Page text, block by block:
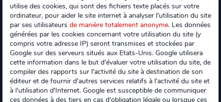
utilise des cookies, qui sont des fichiers texte placés sur votre
ordinateur, pour aider le site internet à analyser l'utilisation du site
par ses utilisateurs de manière totalement anonyme. Les données
générées par les cookies concernant votre utilisation du site (y
compris votre adresse IP) seront transmises et stockées par
Google sur des serveurs situés aux Etats-Unis. Google utilisera
cette information dans le but d'évaluer votre utilisation du site, de
compiler des rapports sur l'activité du site à destination de son
éditeur et de fournir d'autres services relatifs à l'activité du site et
à l'utilisation d'Internet. Google est susceptible de communiquer
ces données à des tiers en cas d'obligation légale ou lorsque ces